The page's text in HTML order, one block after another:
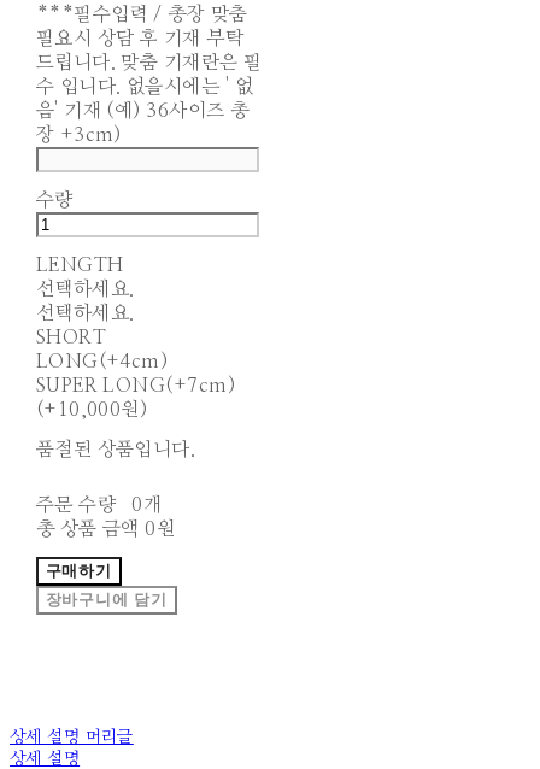
***필수입력 / 총장 맞춤
필요시 상담 후 기재 부탁
드립니다. 맞춤 기재란은 필
수 입니다. 없을시에는 ' 없
음' 기재 (예) 36사이즈 총
장 +3cm)
수량
LENGTH
선택하세요.
선택하세요.
SHORT
LONG(+4cm)
SUPER LONG(+7cm)
(+10,000원)
품절된 상품입니다.
주문 수량
0개
총 상품 금액 0원
구매하기
장바구니에 담기
상세 설명 머리글
상세 설명